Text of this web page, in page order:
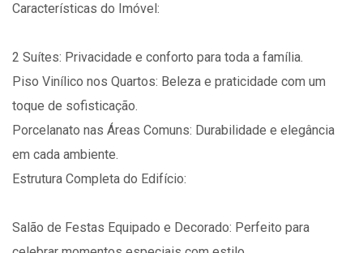
Características do Imóvel:
2 Suítes: Privacidade e conforto para toda a família.
Piso Vinílico nos Quartos: Beleza e praticidade com um
toque de sofisticação.
Porcelanato nas Áreas Comuns: Durabilidade e elegância
em cada ambiente.
Estrutura Completa do Edifício:
Salão de Festas Equipado e Decorado: Perfeito para